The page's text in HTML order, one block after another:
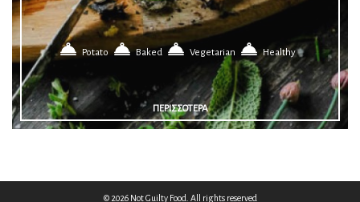
Potato Baked Vegetarian Healthy
ΠΕΡΙΣΣΟΤΕΡΑ
© 2026 Not Guilty Food. All rights reserved